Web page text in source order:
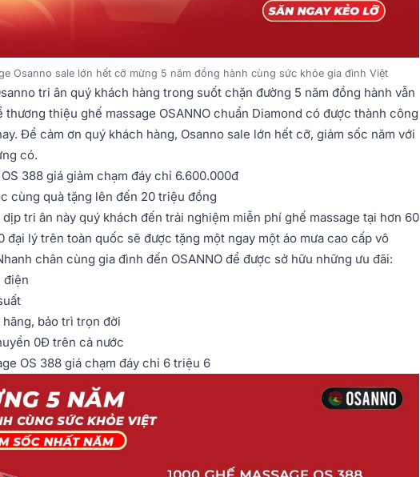
Osanno sale lớn hết cỡ mừng 5 năm đồng hành cùng sức khỏe gia đình Việt
tri ân quý khách hàng trong suốt chặn đường 5 năm đồng hành vẫn
thương thiệu ghế massage OSANNO chuẩn Diamond có được thành công
Để cảm ơn quý khách hàng, Osanno sale lớn hết cỡ, giảm sốc năm với
có.
388 giá giảm chạm đáy chỉ 6.600.000đ
cùng quà tặng lên đến 20 triệu đồng
tri ân này quý khách đến trải nghiệm miễn phí ghế massage tại hơn 60
đại lý trên toàn quốc sẽ được tặng một ngay một áo mưa cao cấp vô
chân cùng gia đình đến OSANNO để được sở hữu những ưu đãi:
điện
bảo trì trọn đời
0Đ trên cả nước
OS 388 giá chạm đáy chỉ 6 triệu 6